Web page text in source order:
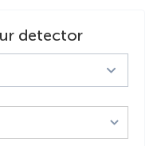
detector